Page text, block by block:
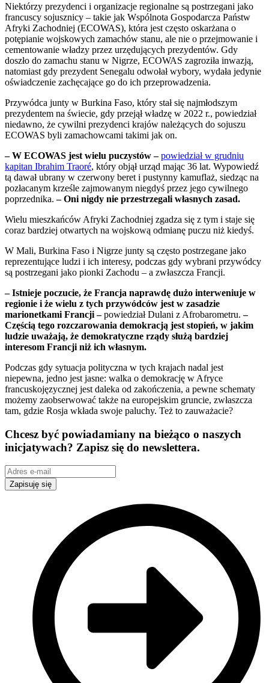
Niektórzy prezydenci i organizacje regionalne są postrzegani jako
francuscy sojusznicy – takie jak Wspólnota Gospodarcza Państw
Afryki Zachodniej (ECOWAS), która jest często oskarżana o
potępianie wojskowych zamachów stanu, ale nie o przejmowanie i
cementowanie władzy przez urzędujących prezydentów. Gdy
doszło do zamachu stanu w Nigrze, ECOWAS zagroziła inwazją,
natomiast gdy prezydent Senegalu odwołał wybory, wydała jedynie
oświadczenie zachęcające go do ich przeprowadzenia.
Przywódca junty w Burkina Faso, który stał się najmłodszym
prezydentem na świecie, gdy przejął władzę w 2022 r., powiedział
niedawno, że cywilni prezydenci krajów należących do sojuszu
ECOWAS byli zamachowcami takimi jak on.
– W ECOWAS jest wielu puczystów – powiedział w grudniu
kapitan Ibrahim Traoré, który objął urząd mając 36 lat. Wypowiedź
tą dawał ubrany w czerwony beret i pustynny kamuflaż, siedząc na
pozłacanym krześle zajmowanym niegdyś przez jego cywilnego
poprzednika.– Oni nigdy nie przestrzegali własnych zasad.
Wielu mieszkańców Afryki Zachodniej zgadza się z tym i staje się
coraz bardziej otwartych na wojskową odmianę puczu niż kiedyś.
W Mali, Burkina Faso i Nigrze junty są często postrzegane jako
reprezentujące ludzi i ich interesy, podczas gdy wybrani przywódcy
są postrzegani jako pionki Zachodu – a zwłaszcza Francji.
– Istnieje poczucie, że Francja naprawdę dużo interweniuje w
regionie i że wielu z tych przywódców jest w zasadzie
marionetkami Francji –powiedział Dulani z Afrobarometru.–
Częścią tego rozczarowania demokracją jest stopień, w jakim
ludzie uważają, że demokratyczne rządy służą bardziej
interesom Francji niż ich własnym.
Podczas gdy sytuacja polityczna w tych krajach nadal jest
niepewna, jedno jest jasne: walka o demokrację w Afryce
francuskojęzycznej jest daleka od zakończenia, a pewne schematy
możemy zaobserwować także na europejskim gruncie, zwłaszcza
tam, gdzie Rosja wkłada swoje paluchy. Też to zauważacie?
Chcesz być powiadamiany na bieżąco o naszych
inicjatywach? Zapisz się do newslettera.
Zapisuję się